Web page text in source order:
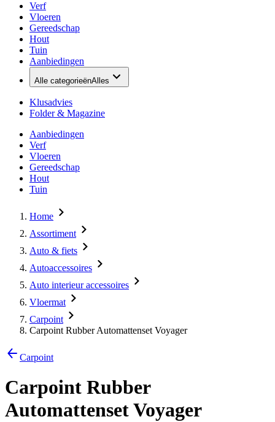
Verf
Vloeren
Gereedschap
Hout
Tuin
Aanbiedingen
Alle categorieënAlles
Klusadvies
Folder & Magazine
Aanbiedingen
Verf
Vloeren
Gereedschap
Hout
Tuin
Home
Assortiment
Auto & fiets
Autoaccessoires
Auto interieur accessoires
Vloermat
Carpoint
Carpoint Rubber Automattenset Voyager
Carpoint
Carpoint Rubber
Automattenset Voyager